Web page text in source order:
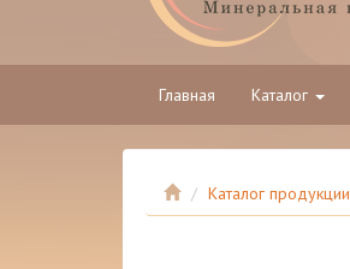
Главная Каталог
Каталог продукции